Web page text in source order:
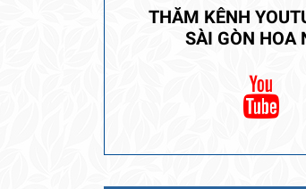
THĂM KÊNH
SÀI GÒN HOA